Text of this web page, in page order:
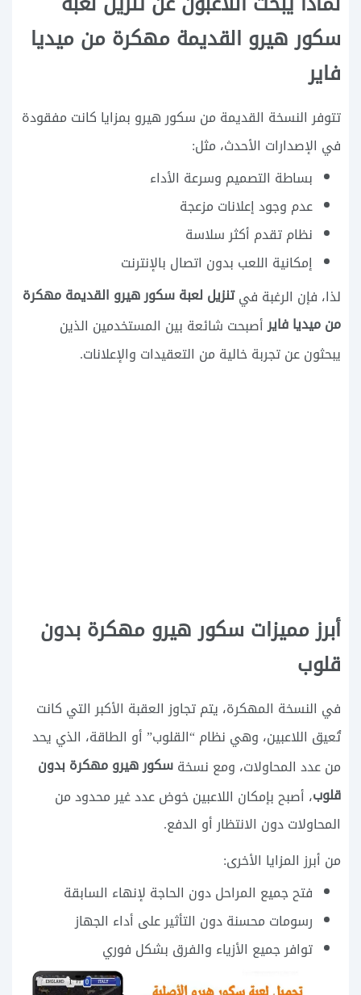
سكور هيرو القديمة مهكرة من ميديا
فاير
تتوفر النسخة القديمة من سكور هيرو بمزايا كانت مفقودة
في الإصدارات الأحدث، مثل:
بساطة التصميم وسرعة الأداء
عدم وجود إعلانات مزعجة
نظام تقدم أكثر سلاسة
إمكانية اللعب بدون اتصال بالإنترنت
لذا، فإن الرغبة فيتنزيل لعبة سكور هيرو القديمة مهكرة
من ميديا فايرأصبحت شائعة بين المستخدمين الذين
يبحثون عن تجربة خالية من التعقيدات والإعلانات.
أبرز مميزات سكور هيرو مهكرة بدون
قلوب
في النسخة المهكرة، يتم تجاوز العقبة الأكبر التي كانت
تُعيق اللاعبين، وهي نظام “القلوب” أو الطاقة، الذي يحد
من عدد المحاولات، ومع نسخةسكور هيرو مهكرة بدون
قلوب، أصبح بإمكان اللاعبين خوض عدد غير محدود من
المحاولات دون الانتظار أو الدفع.
من أبرز المزايا الأخرى:
فتح جميع المراحل دون الحاجة لإنهاء السابقة
رسومات محسنة دون التأثير على أداء الجهاز
توافر جميع الأزياء والفرق بشكل فوري